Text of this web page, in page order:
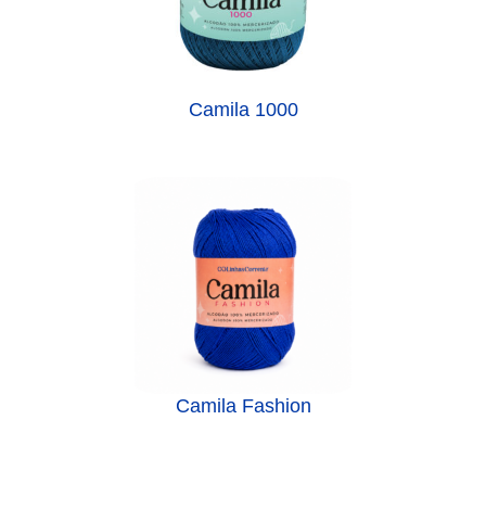
Camila 1000
Camila Fashion